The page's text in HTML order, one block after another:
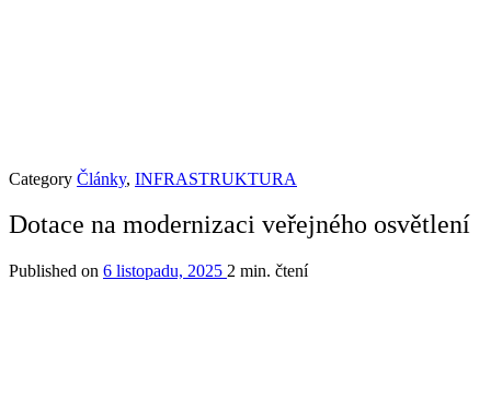
Category Články, INFRASTRUKTURA
Dotace na modernizaci veřejného osvětlení
Published on 6 listopadu, 2025 2 min. čtení